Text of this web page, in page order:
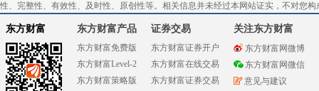
性、完整性、有效性、及时性、原创性等。相关信息并未经过本网站证实，不对您
东方财富 东方财富产品
东方财富免费版
东方财富Level-2
东方财富策略版
证券交易
东方财富证券开户
东方财富在线交易
东方财富证券交易
关注东方财富
东方财富网微博
东方财富网微信
意见与建议